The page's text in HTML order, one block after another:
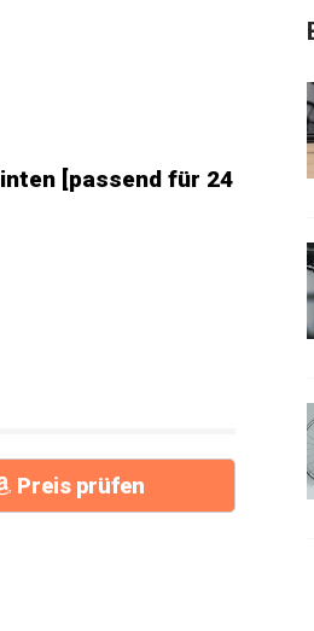
[passend für
Preis prüfen